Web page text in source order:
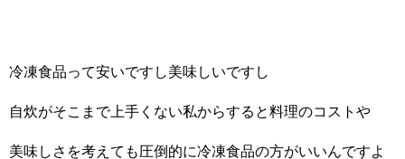
冷凍食品って安いですし美味しいですし
自炊がそこまで上手くない私からすると料理のコストや
美味しさを考えても圧倒的に冷凍食品の方がいいんですよ